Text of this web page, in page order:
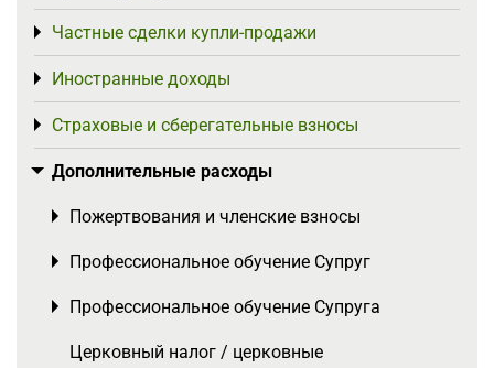
Частные сделки купли-продажи
Toggle menu
Иностранные доходы
Toggle menu
Страховые и сберегательные взносы
Toggle menu
Дополнительные расходы
Toggle menu
Пожертвования и членские взносы
Toggle menu
Профессиональное обучение Супруг
Toggle menu
Профессиональное обучение Супруга
Toggle menu
Церковный налог / церковные